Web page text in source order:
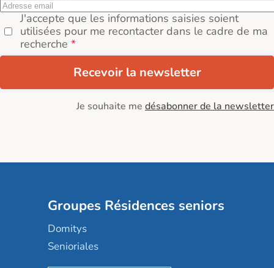
J'accepte que les informations saisies soient
utilisées pour me recontacter dans le cadre de ma
recherche
Recevoir la newsletter
Je souhaite me désabonner de la newsletter
Groupes Résidences seniors
Domitys
Senioriales
Nohée